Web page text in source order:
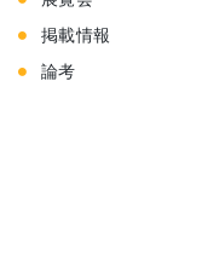
掲載情報
論考